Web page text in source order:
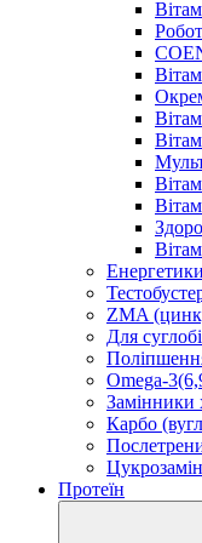
ZMA
Для
Omega-
Замінники
Карбо
Протеїн